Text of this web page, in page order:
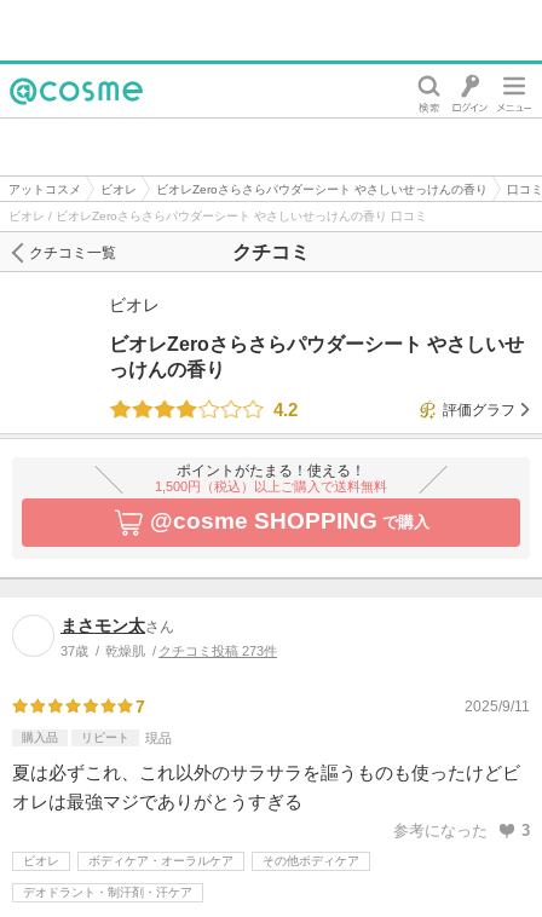
アットコスメ ビオレ ビオレZeroさらさらパウダーシート やさしいせっけんの香り
口コ
ビオレ / ビオレZeroさらさらパウダーシート やさしいせっけんの香り 口コミ
クチコミ
クチコミ一覧
ビオレ
ビオレZeroさらさらパウダーシート やさしいせ
っけんの香り
4.2
評価グラフ
ポイントがたまる！使える！
1,500円（税込）以上ご購入で送料無料
@cosme SHOPPING で購入
まさモン太さん
37歳 乾燥肌 クチコミ投稿 273件
7 2025/9/11
購入品 リピート 現品
夏は必ずこれ、これ以外のサラサラを謳うものも使ったけどビ
オレは最強マジでありがとうすぎる
参考になった 3
ビオレ ボディケア・オーラルケア その他ボディケア
デオドラント・制汗剤・汗ケア